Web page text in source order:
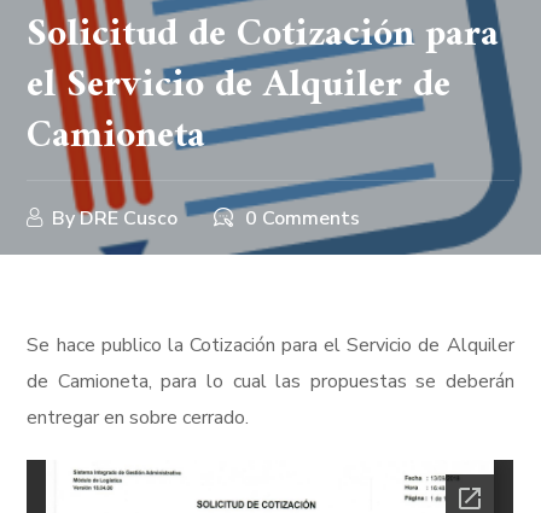
Solicitud de Cotización para
el Servicio de Alquiler de
Camioneta
ByDRE Cusco 0 Comments
Se hace publico la Cotización para el Servicio de Alquiler
de Camioneta, para lo cual las propuestas se deberán
entregar en sobre cerrado.